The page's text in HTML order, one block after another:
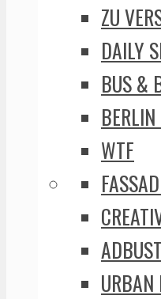
ZU
DAILY
BUS &
WTF
URBAN